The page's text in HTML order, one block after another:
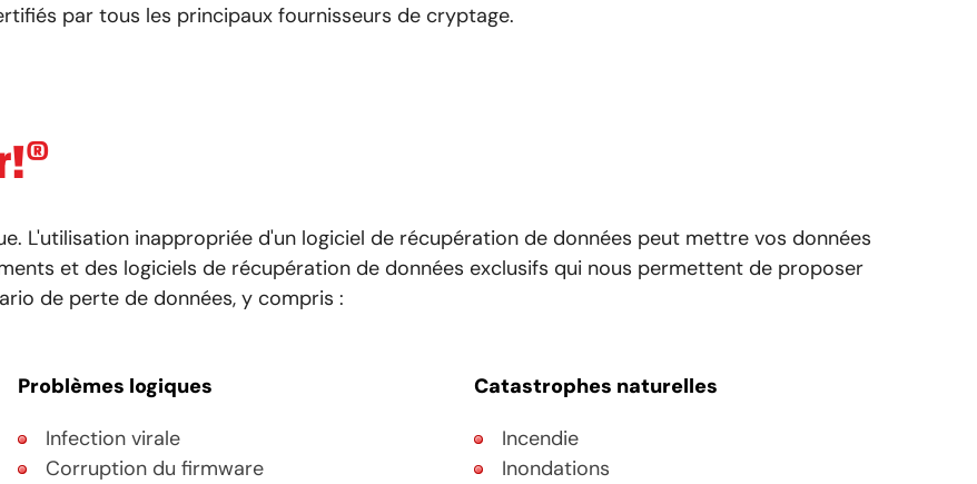
par tous les principaux fournisseurs de cryptage.
L'utilisation inappropriée d'un logiciel de récupération de données peut mettre vos données
et des logiciels de récupération de données exclusifs qui nous permettent de proposer
de perte de données, y compris :
Problèmes logiques
Infection virale
Corruption du firmware
Catastrophes naturelles
Incendie
Inondations